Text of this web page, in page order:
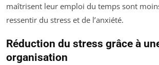
maîtrisent leur emploi du temps sont
ressentir du stress et de l’anxiété.
Réduction du stress grâce à
organisation